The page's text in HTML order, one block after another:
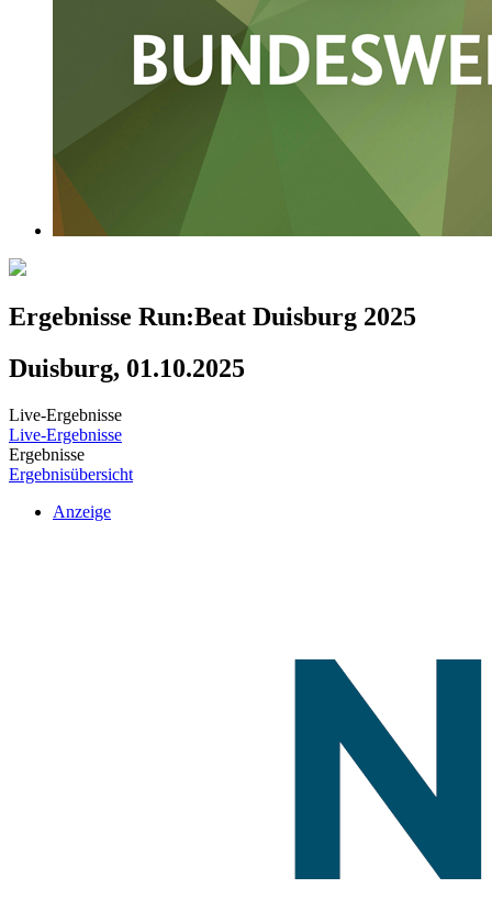
Ergebnisse Run:Beat Duisburg 2025
Duisburg, 01.10.2025
Live-Ergebnisse
Live-Ergebnisse
Ergebnisse
Ergebnisübersicht
Anzeige